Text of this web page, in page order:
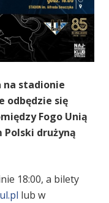
na stadionie
odbędzie się
Fogo Unią
drużyną
18:00, a bilety
lub w